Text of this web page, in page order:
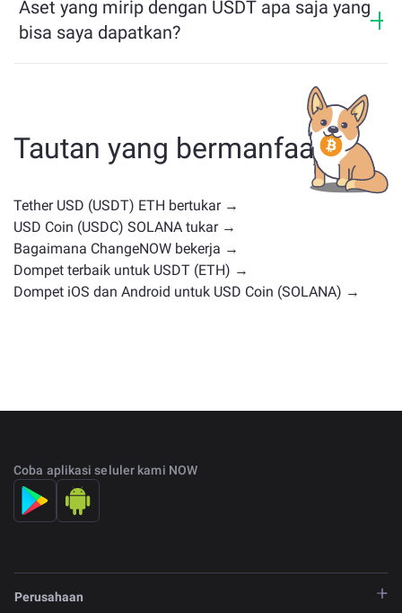
dengan mudah.
jam terakhir.
Aset yang mirip dengan USDT apa saja yang
bisa saya dapatkan?
kategorinya — apakah itu stablecoin, token utilitas,
koin pemerintahan, atau jenis lainnya. Alternatif umum
termasuk cryptocurrency lain dengan kasus
penggunaan atau posisi pasar serupa. Periksa semua
pertukaran utama .
Tautan yang bermanfaat
Tether USD (USDT) ETH bertukar →
USD Coin (USDC) SOLANA tukar →
Bagaimana ChangeNOW bekerja →
Dompet terbaik untuk USDT (ETH) →
Dompet iOS dan Android untuk USD Coin (SOLANA) →
Coba aplikasi seluler kami NOW
Perusahaan